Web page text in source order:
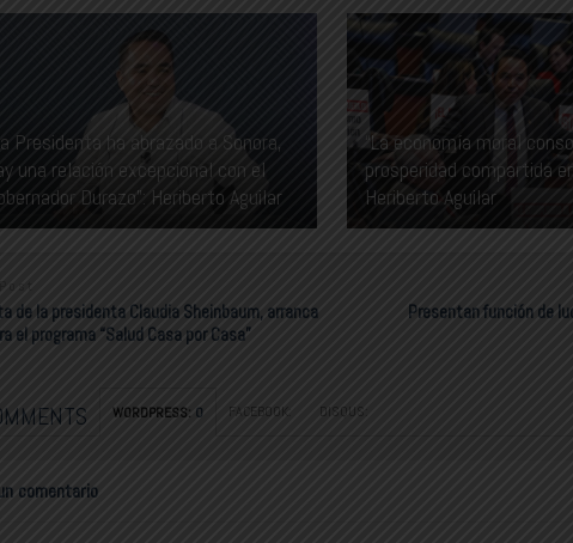
Presidenta ha abrazado a Sonora,
una relación excepcional con el
Durazo”: Heriberto Aguilar
“La economía moral
prosperidad compartida
Heriberto Aguilar
de la presidenta Claudia Sheinbaum, arranca
el programa “Salud Casa por Casa”
Presentan función de
WORDPRESS: 0 FACEBOOK: DISQUS:
comentario